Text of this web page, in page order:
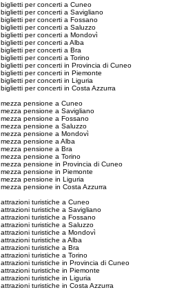
biglietti per concerti a Cuneo
biglietti per concerti a Savigliano
biglietti per concerti a Fossano
biglietti per concerti a Saluzzo
biglietti per concerti a Mondovì
biglietti per concerti a Alba
biglietti per concerti a Bra
biglietti per concerti a Torino
biglietti per concerti in Provincia di Cuneo
biglietti per concerti in Piemonte
biglietti per concerti in Liguria
biglietti per concerti in Costa Azzurra
mezza pensione a Cuneo
mezza pensione a Savigliano
mezza pensione a Fossano
mezza pensione a Saluzzo
mezza pensione a Mondovì
mezza pensione a Alba
mezza pensione a Bra
mezza pensione a Torino
mezza pensione in Provincia di Cuneo
mezza pensione in Piemonte
mezza pensione in Liguria
mezza pensione in Costa Azzurra
attrazioni turistiche a Cuneo
attrazioni turistiche a Savigliano
attrazioni turistiche a Fossano
attrazioni turistiche a Saluzzo
attrazioni turistiche a Mondovì
attrazioni turistiche a Alba
attrazioni turistiche a Bra
attrazioni turistiche a Torino
attrazioni turistiche in Provincia di Cuneo
attrazioni turistiche in Piemonte
attrazioni turistiche in Liguria
attrazioni turistiche in Costa Azzurra